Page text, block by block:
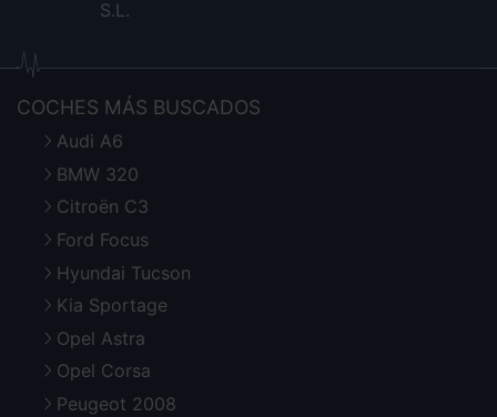
S.L.
COCHES MÁS BUSCADOS
Audi A6
BMW 320
Citroën C3
Ford Focus
Hyundai Tucson
Kia Sportage
Opel Astra
Opel Corsa
Peugeot 2008